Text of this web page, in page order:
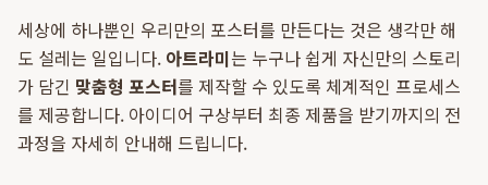
세상에 하나뿐인 우리만의 포스터를 만든다는 것은 생각만 해
도 설레는 일입니다. 아트라미는 누구나 쉽게 자신만의 스토리
가 담긴 맞춤형 포스터를 제작할 수 있도록 체계적인 프로세스
를 제공합니다. 아이디어 구상부터 최종 제품을 받기까지의 전
과정을 자세히 안내해 드립니다.